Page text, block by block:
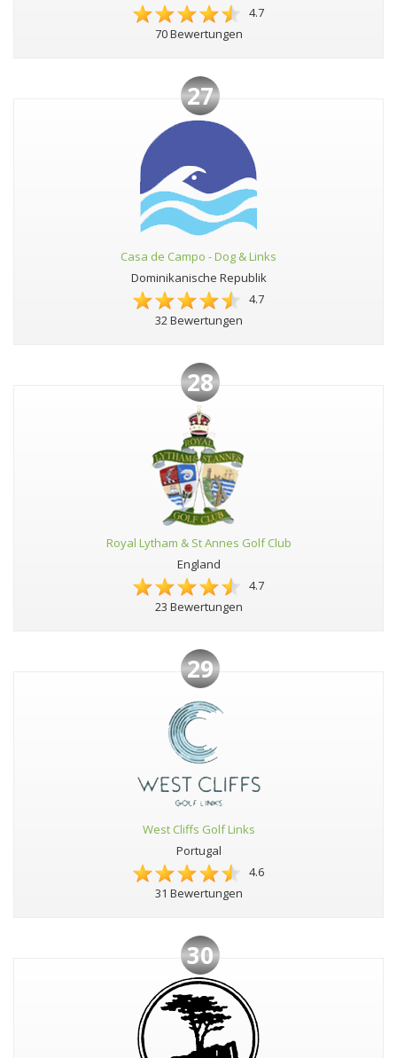
4.7
70 Bewertungen
27
Casa de Campo - Dog & Links
Dominikanische Republik
4.7
32 Bewertungen
28
Royal Lytham & St Annes Golf Club
England
4.7
23 Bewertungen
29
West Cliffs Golf Links
Portugal
4.6
31 Bewertungen
30